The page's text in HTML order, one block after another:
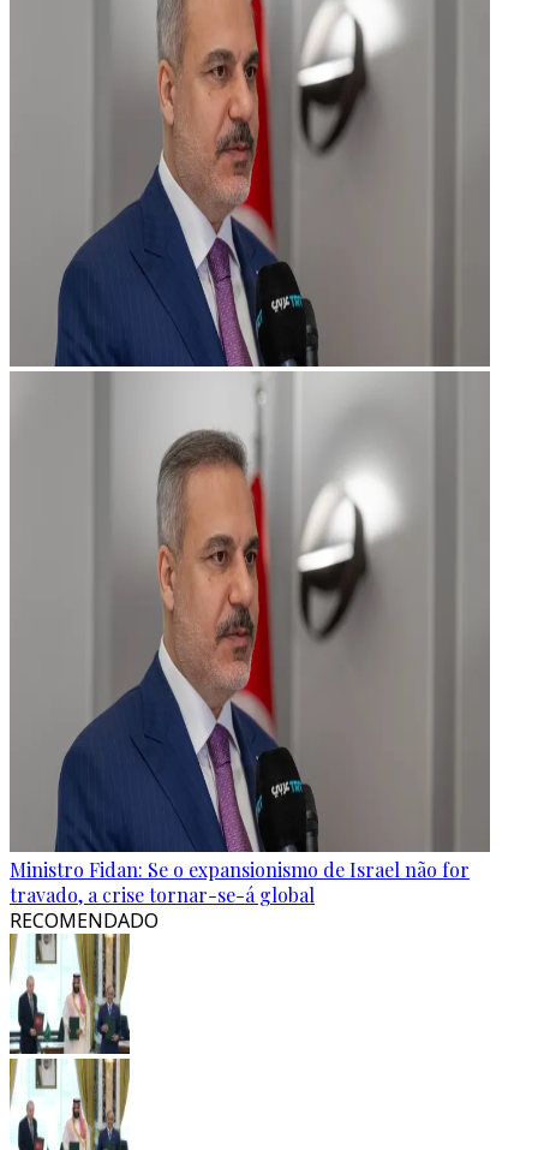
Ministro Fidan: Se o expansionismo de Israel não for
travado, a crise tornar-se-á global
RECOMENDADO